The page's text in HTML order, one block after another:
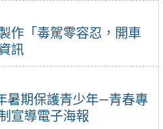
作「毒駕零容忍，開車
訊
暑期保護青少年—青春專
宣導電子海報